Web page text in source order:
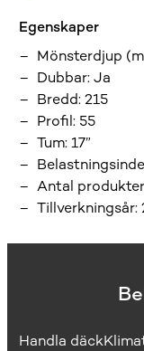
Egenskaper
Mönsterdjup
Dubbar:Ja
Bredd:215
Profil: 55
Tum:17”
Antal
Tillverkningsår:
Handla däck